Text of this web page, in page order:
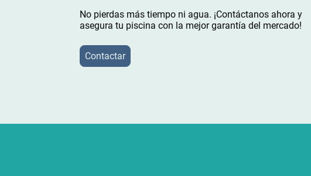
No pierdas más tiempo ni agua. ¡Contáctanos ahora y
asegura tu piscina con la mejor garantía del mercado!
Contactar